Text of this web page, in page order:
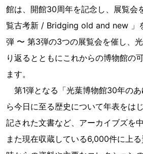
館は、開館30周年を記念し、展覧会
覧古考新 / Bridging old and new 」
弾 〜 第3弾の3つの展覧会を催し、
り返るとともにこれからの博物館の
ます。
第1弾となる「光葉博物館30年の
ら今日に至る歴史について年表をは
記された文書など、アーカイブズを
また現在収蔵している6,000件に上